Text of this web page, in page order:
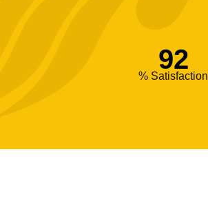
% Satisfaction
92